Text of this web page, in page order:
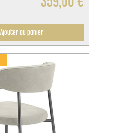
Ajouter au panier